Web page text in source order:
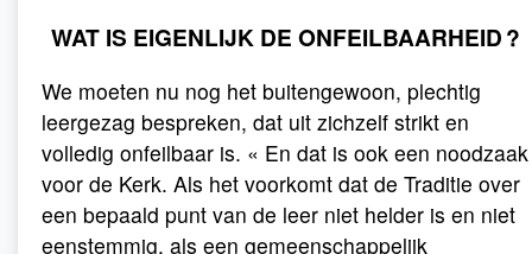
WAT IS EIGENLIJK DE ONFEILBAARHEID ?
We moeten nu nog het buitengewoon, plechtig
leergezag bespreken, dat uit zichzelf strikt en
volledig onfeilbaar is. « En dat is ook een noodzaak
voor de Kerk. Als het voorkomt dat de Traditie over
een bepaald punt van de leer niet helder is en niet
eenstemmig, als een gemeenschappelijk